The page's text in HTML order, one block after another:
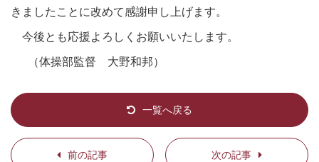
きましたことに改めて感謝申し上げます。
今後とも応援よろしくお願いいたします。
（体操部監督 大野和邦）
前の記事
一覧へ戻る
次の記事